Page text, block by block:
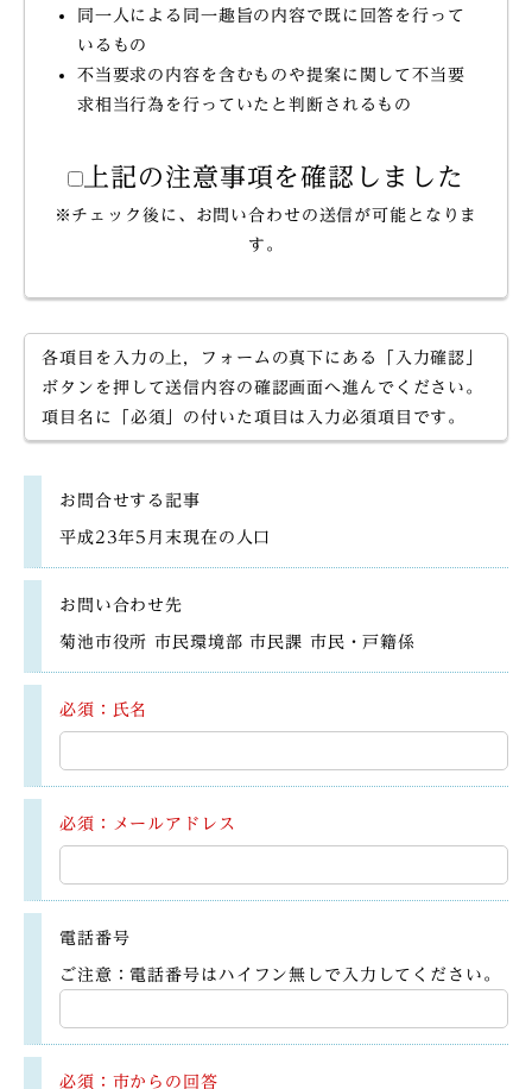
同一人による同一趣旨の内容で既に回答を行って
いるもの
不当要求の内容を含むものや提案に関して不当要
求相当行為を行っていたと判断されるもの
上記の注意事項を確認しました
※チェック後に、お問い合わせの送信が可能となりま
す。
各項目を入力の上，フォームの真下にある「入力確認」
ボタンを押して送信内容の確認画面へ進んでください。
項目名に「必須」の付いた項目は入力必須項目です。
お問合せする記事
平成23年5月末現在の人口
お問い合わせ先
菊池市役所 市民環境部 市民課 市民・戸籍係
必須：氏名
必須：メールアドレス
電話番号
ご注意：電話番号はハイフン無しで入力してください。
必須：市からの回答